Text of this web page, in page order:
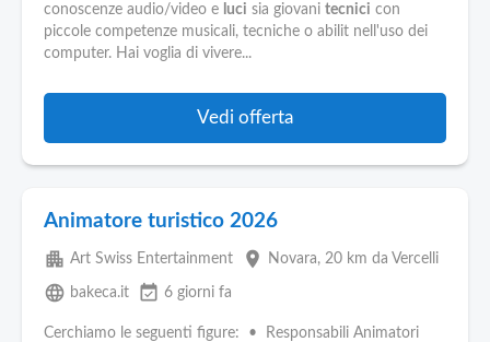
conoscenze audio/video e luci sia giovani tecnici con
piccole competenze musicali, tecniche o abilit nell'uso dei
computer. Hai voglia di vivere...
Vedi offerta
Animatore turistico 2026
apartment Art Swiss Entertainment place Novara, 20 km da Vercelli
language bakeca.it event_available 6 giorni fa
Cerchiamo le seguenti figure: • Responsabili Animatori